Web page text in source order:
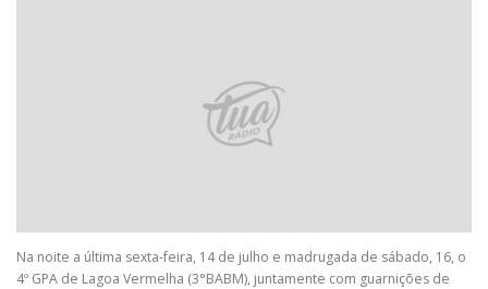
Na noite a última sexta-feira, 14 de julho e madrugada de sábado, 16, o
4º GPA de Lagoa Vermelha (3°BABM), juntamente com guarnições de